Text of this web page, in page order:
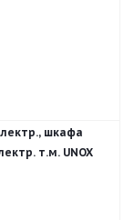
шкафа
т.м. UNOX